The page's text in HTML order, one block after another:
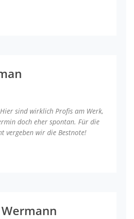
sind wirklich Profis am Werk,
doch eher spontan. Für die
vergeben wir die Bestnote!